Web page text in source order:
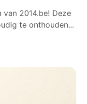
2014.be! Deze
te onthouden...